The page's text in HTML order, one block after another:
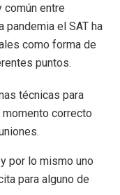
común entre
el SAT ha
como forma de
puntos.
técnicas para
correcto
por lo mismo uno
para alguno de